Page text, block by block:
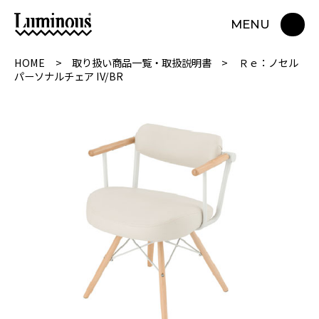
MENU
HOME 取り扱い商品一覧・取扱説明書
Ｒｅ：ノセル
パーソナルチェア IV/BR